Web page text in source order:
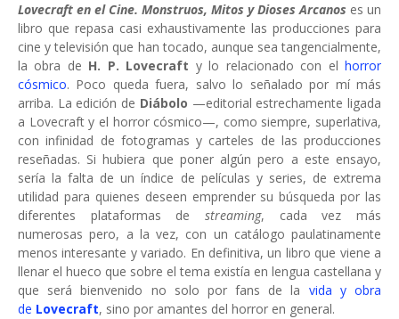
Lovecraft en el Cine. Monstruos, Mitos y Dioses Arcanos es un
libro que repasa casi exhaustivamente las producciones para
cine y televisión que han tocado, aunque sea tangencialmente,
la obra de H. P. Lovecraft y lo relacionado con elhorror
cósmico. Poco queda fuera, salvo lo señalado por mí más
arriba. La edición de Diábolo —editorial estrechamente ligada
a Lovecraft y el horror cósmico—, como siempre, superlativa,
con infinidad de fotogramas y carteles de las producciones
reseñadas. Si hubiera que poner algún pero a este ensayo,
sería la falta de un índice de películas y series, de extrema
utilidad para quienes deseen emprender su búsqueda por las
diferentes plataformas de streaming, cada vez más
numerosas pero, a la vez, con un catálogo paulatinamente
menos interesante y variado. En definitiva, un libro que viene a
llenar el hueco que sobre el tema existía en lengua castellana y
que será bienvenido no solo por fans de la vida y obra
de Lovecraft, sino por amantes del horror en general.